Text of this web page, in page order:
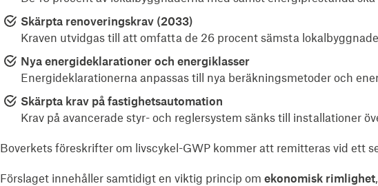
Skärpta renoveringskrav (2033)
Kraven utvidgas till att omfatta de 26 procent sämsta
Nya energideklarationer och energiklasser
Energideklarationerna anpassas till nya beräkningsmetoder och
Skärpta krav på fastighetsautomation
Krav på avancerade styr- och reglersystem sänks till installationer
Boverkets föreskrifter om livscykel-GWP kommer att remitteras vid ett
Förslaget innehåller samtidigt en viktig princip om ekonomisk rimlighet